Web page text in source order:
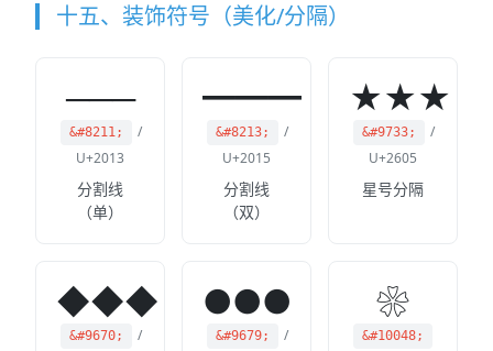
十五、装饰符号（美化/分隔）
───
&#8211;
/
U+2013
分割线
（单）
━━━
&#8213;
/
U+2015
分割线
（双）
★★★
&#9733;
/
U+2605
星号分隔
◆◆◆
&#9670;
/
●●●
&#9679;
/
❀
&#10048;